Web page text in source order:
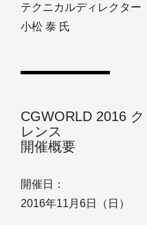
テクニカルディレクター
小松 泰 氏
CGWORLD 2016
レンス
開催概要
開催日：
2016年11月6日（日）